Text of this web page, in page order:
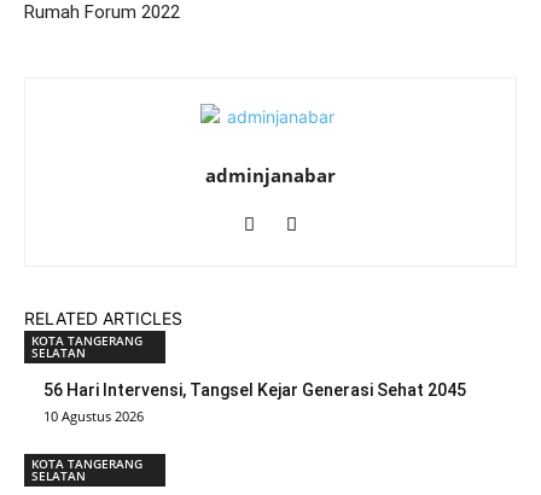
Rumah Forum 2022
adminjanabar
RELATED ARTICLES
KOTA TANGERANG
SELATAN
56 Hari Intervensi, Tangsel Kejar Generasi Sehat 2045
10 Agustus 2026
KOTA TANGERANG
SELATAN